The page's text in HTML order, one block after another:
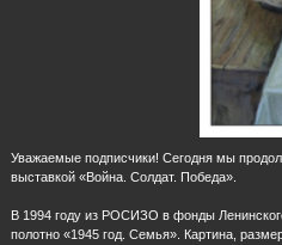
Городская усадьба семьи Ульяновых
«Война. Солдат. Победа»
Уважаемые подписчики! Сегодня мы
выставкой «Война. Солдат. Победа».
В 1994 году из РОСИЗО в фонды
полотно «1945 год. Семья». Картина,